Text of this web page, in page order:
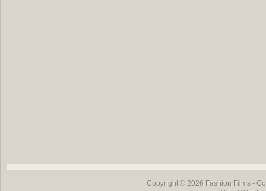
Copyright © 2026 Fashion Films-